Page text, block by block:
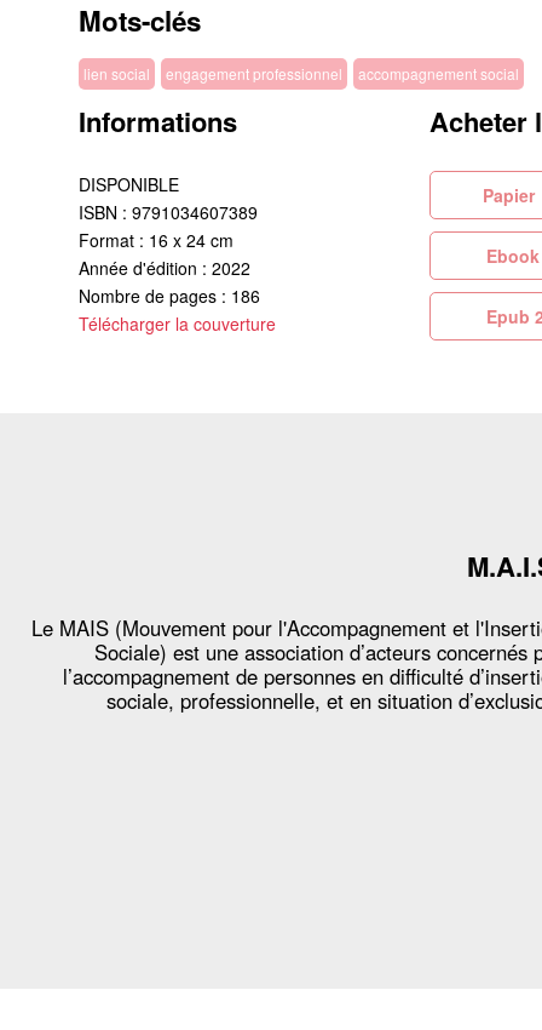
Mots-clés
lien social engagement professionnel accompagnement social
Informations
DISPONIBLE
ISBN : 9791034607389
Format : 16 x 24 cm
Année d'édition : 2022
Nombre de pages : 186
Télécharger la couverture
Acheter
Le MAIS (Mouvement pour l'Accompagnement et
Sociale) est une association d’acteurs concernés
l’accompagnement de personnes en difficulté
sociale, professionnelle, et en situation